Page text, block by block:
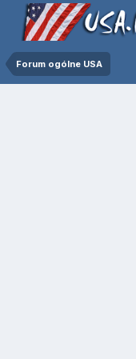
Forum ogólne USA